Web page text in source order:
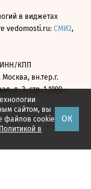
сайтом, вы
файлов cookie
Политикой в
ОК
в виджетах
vedomosti.ru: СМИ2,
ИНН/КПП
Москва, вн.тер.г.
д. 3, стр. 1 1999—